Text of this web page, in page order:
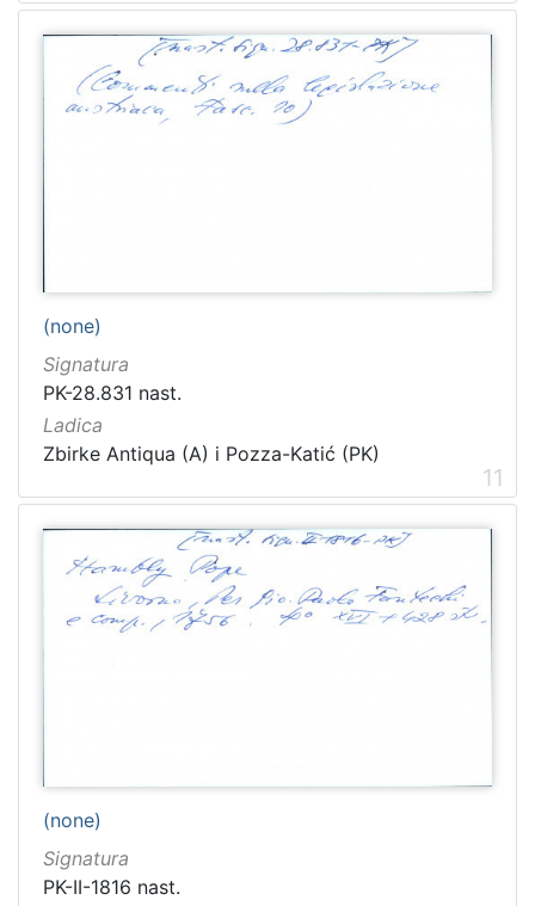
(none)
Signatura
PK-28.831 nast.
Ladica
Zbirke Antiqua (A) i Pozza-Katić (PK)
11
(none)
Signatura
PK-II-1816 nast.